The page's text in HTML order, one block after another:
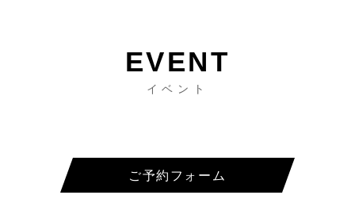
イベント
ご予約フォーム